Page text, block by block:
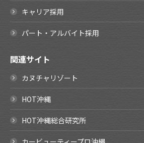
キャリア採用
パート・アルバイト採用
関連サイト
カヌチャリゾート
HOT沖縄
HOT沖縄総合研究所